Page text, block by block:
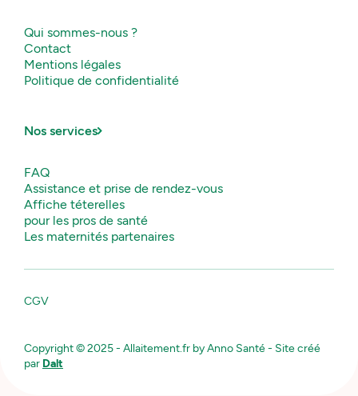
Qui sommes-nous ?
Contact
Mentions légales
Politique de confidentialité
Nos services
FAQ
Assistance et prise de rendez-vous
Affiche téterelles
pour les pros de santé
Les maternités partenaires
CGV
Copyright © 2025 - Allaitement.fr by Anno Santé - Site créé
par Dalt